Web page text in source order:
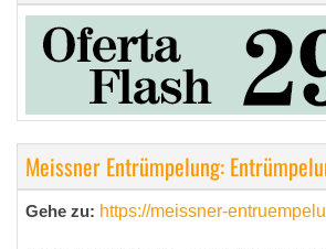
Meissner Entrümpelung:
Gehe zu: https://meissner-